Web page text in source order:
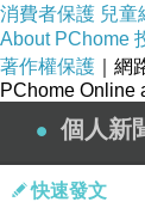
消費者保護 兒童
About PChome
著作權保護 ｜
PChome Online
個人新
快速發文